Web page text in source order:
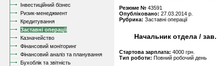
Інвестиційний бізнес
Ризик-менеджмент
Кредитування
Заставні операції
Казначейство
Фінансовий моніторинг
Фінансовий аналіз та планування
Бухоблік та звітність
Резюме № 43591
Опубліковано: 27.03.2014 р.
Рубрика: Заставні операції
Начальник отдела /
Стартова зарплата: 4000 грн.
Тип роботи: Повний робочий день